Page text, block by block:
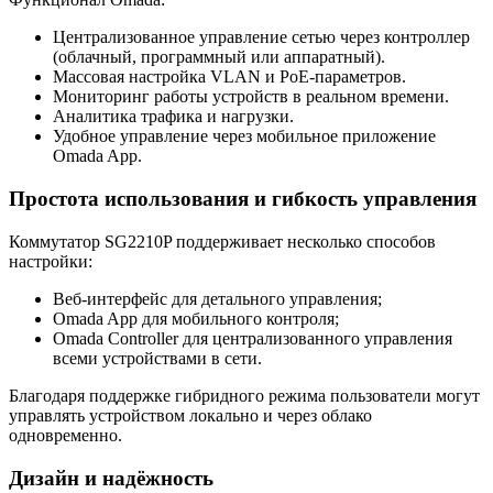
Централизованное управление сетью через контроллер
(облачный, программный или аппаратный).
Массовая настройка VLAN и PoE-параметров.
Мониторинг работы устройств в реальном времени.
Аналитика трафика и нагрузки.
Удобное управление через мобильное приложение
Omada App.
Простота использования и гибкость управления
Коммутатор SG2210P поддерживает несколько способов
настройки:
Веб-интерфейс для детального управления;
Omada App для мобильного контроля;
Omada Controller для централизованного управления
всеми устройствами в сети.
Благодаря поддержке гибридного режима пользователи могут
управлять устройством локально и через облако
одновременно.
Дизайн и надёжность